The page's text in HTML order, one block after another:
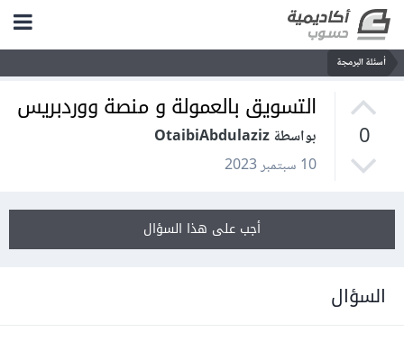
أسئلة البرمجة
0
التسويق بالعمولة و منصة ووردبريس
بواسطة OtaibiAbdulaziz
10 سبتمبر 2023
أجب على هذا السؤال
السؤال